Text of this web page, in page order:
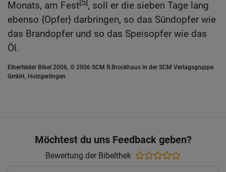
Monats, am Fest[5], soll er die sieben Tage lang
ebenso {Opfer} darbringen, so das Sündopfer wie
das Brandopfer und so das Speisopfer wie das
Öl.
Elberfelder Bibel 2006, © 2006 SCM R.Brockhaus in der SCM Verlagsgruppe
GmbH, Holzgerlingen
Möchtest du uns Feedback geben?
Bewertung der Bibelthek